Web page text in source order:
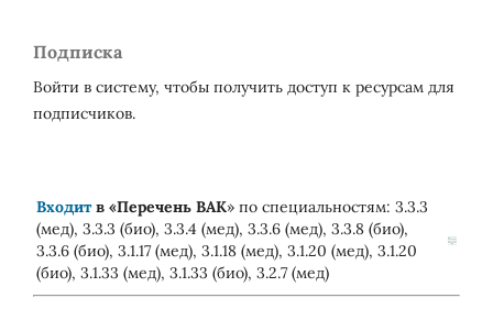
Подписка
Войти в систему, чтобы получить доступ к ресурсам для
подписчиков.
Входит в «Перечень ВАК» по специальностям: 3.3.3
(мед), 3.3.3 (био), 3.3.4 (мед), 3.3.6 (мед), 3.3.8 (био),
3.3.6 (био), 3.1.17 (мед), 3.1.18 (мед), 3.1.20 (мед), 3.1.20
(био), 3.1.33 (мед), 3.1.33 (био), 3.2.7 (мед)